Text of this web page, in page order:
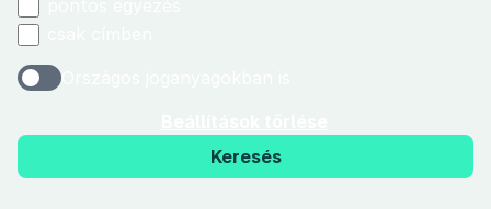
Keresés